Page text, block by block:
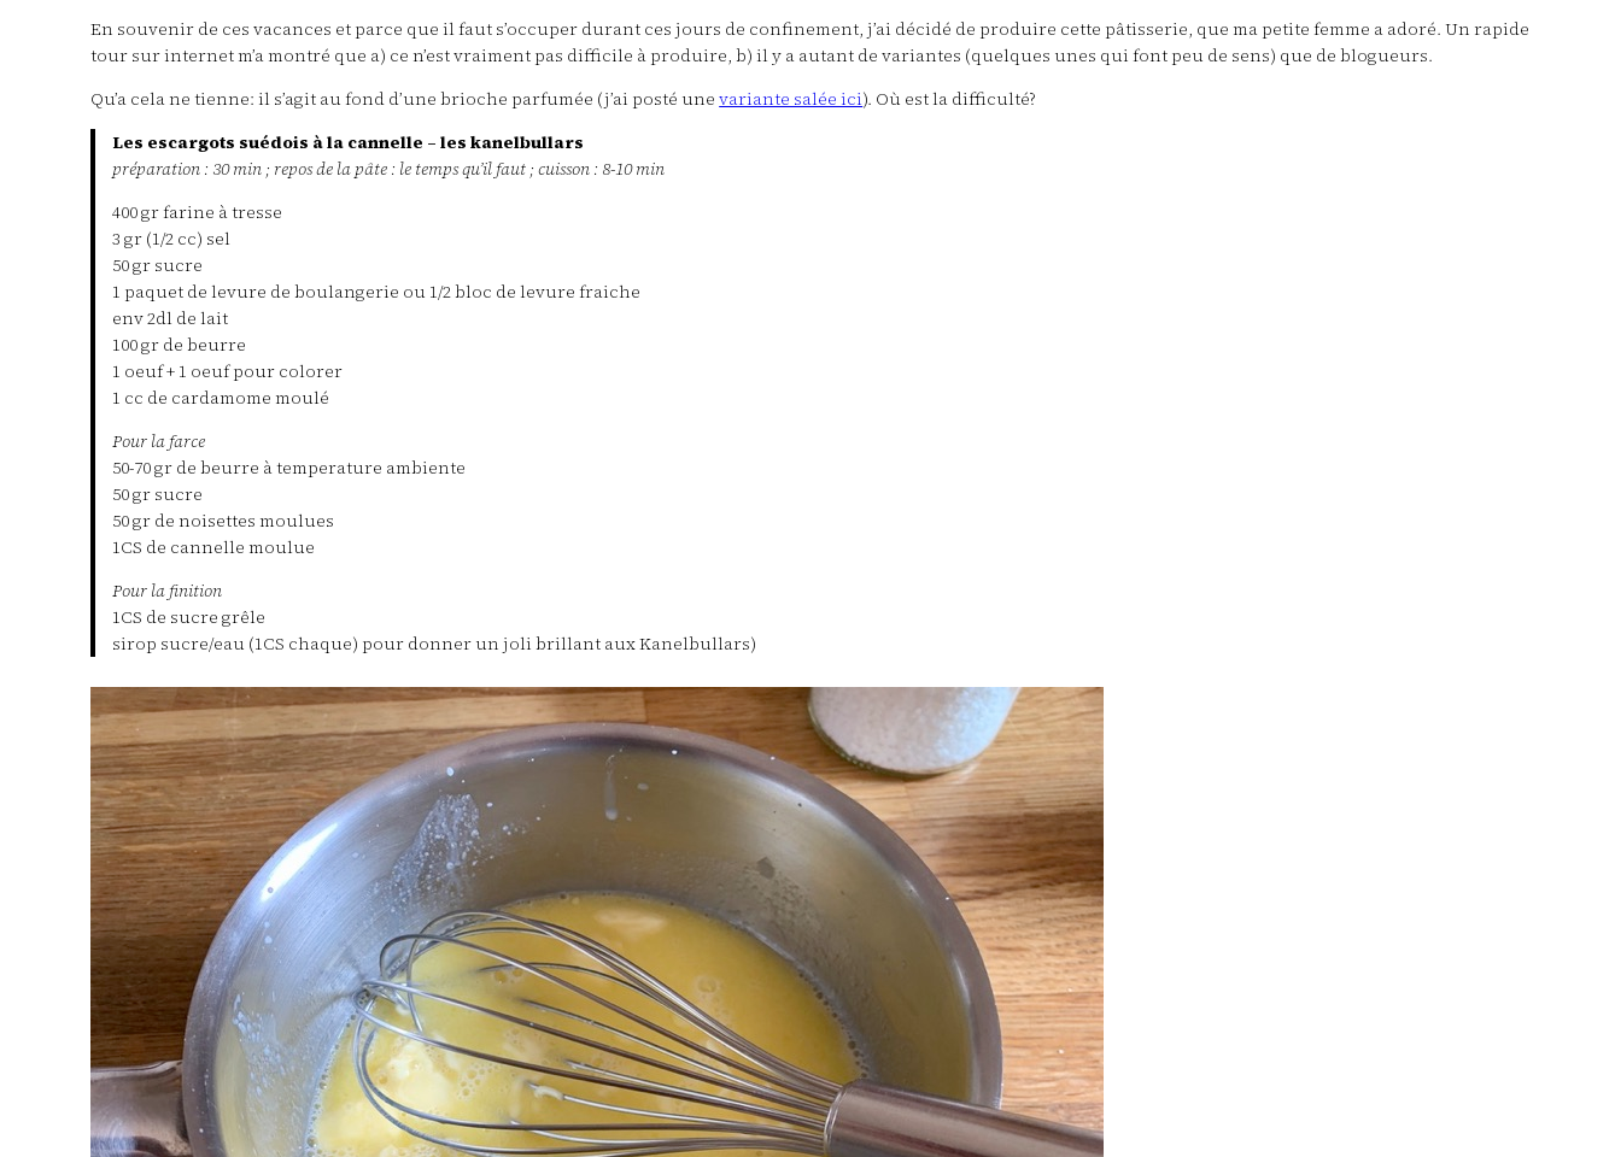
En souvenir de ces vacances et parce que il faut s’occuper durant ces jours de confinement, j’ai décidé de produire cette pâtisserie, que ma petite femme a adoré. Un rapide
tour sur internet m’a montré que a) ce n’est vraiment pas difficile à produire, b) il y a autant de variantes (quelques unes qui font peu de sens) que de blogueurs.
Qu’a cela ne tienne: il s’agit au fond d’une brioche parfumée (j’ai posté unevariante salée ici). Où est la difficulté?
Les escargots suédois à la cannelle – les kanelbullars
préparation : 30 min ; repos de la pâte : le temps qu’il faut ; cuisson : 8-10 min
400 gr farine à tresse
3 gr (1/2 cc) sel
50 gr sucre
1 paquet de levure de boulangerie ou 1/2 bloc de levure fraiche
env 2dl de lait
100 gr de beurre
1 oeuf + 1 oeuf pour colorer
1 cc de cardamome moulé
Pour la farce
50-70 gr de beurre à temperature ambiente
50 gr sucre
50 gr de noisettes moulues
1CS de cannelle moulue
Pour la finition
1CS de sucre grêle
sirop sucre/eau (1CS chaque) pour donner un joli brillant aux Kanelbullars)